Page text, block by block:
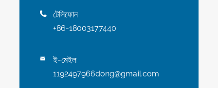
 টেলিফোন
+86-18003177440
 ই-মেইল
1192497966dong@gmail.com